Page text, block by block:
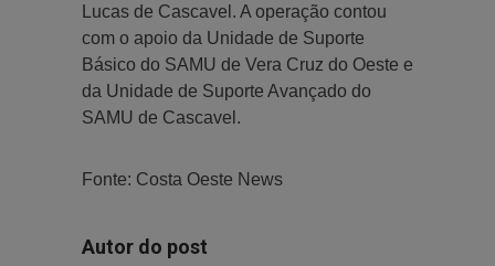
Lucas de Cascavel. A operação contou
com o apoio da Unidade de Suporte
Básico do SAMU de Vera Cruz do Oeste e
da Unidade de Suporte Avançado do
SAMU de Cascavel.
Fonte: Costa Oeste News
Autor do post